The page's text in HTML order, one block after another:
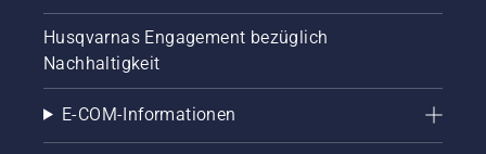
Husqvarnas Engagement bezüglich
Nachhaltigkeit
E-COM-Informationen